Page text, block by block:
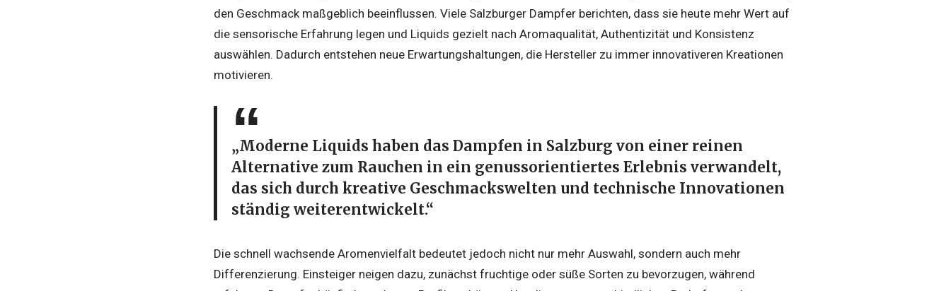
den Geschmack maßgeblich beeinflussen. Viele Salzburger Dampfer berichten, dass sie heute mehr Wert auf
die sensorische Erfahrung legen und Liquids gezielt nach Aromaqualität, Authentizität und Konsistenz
auswählen. Dadurch entstehen neue Erwartungshaltungen, die Hersteller zu immer innovativeren Kreationen
motivieren.
„Moderne Liquids haben das Dampfen in Salzburg von einer reinen
Alternative zum Rauchen in ein genussorientiertes Erlebnis verwandelt,
das sich durch kreative Geschmackswelten und technische Innovationen
ständig weiterentwickelt.“
Die schnell wachsende Aromenvielfalt bedeutet jedoch nicht nur mehr Auswahl, sondern auch mehr
Differenzierung. Einsteiger neigen dazu, zunächst fruchtige oder süße Sorten zu bevorzugen, während